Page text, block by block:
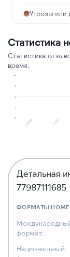
Угрозы или
Предлагают
Статистика
Статистика
время.
0
1
2
3
4
08.2025 11.2025
Детальная
77987111685
ФОРМАТЫ
формат:
Национальный